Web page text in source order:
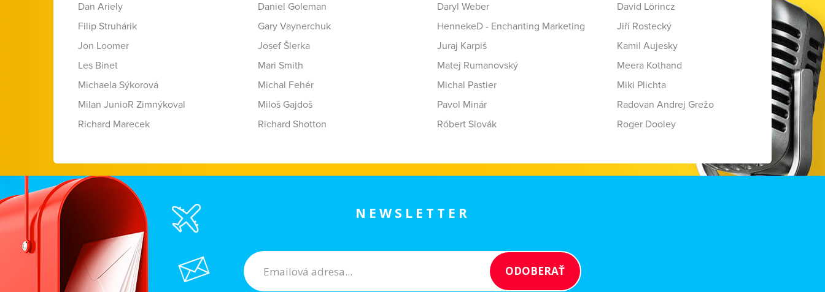
Dan Ariely Daniel Goleman Daryl Weber
David Lörincz
Filip Struhárik
Gary Vaynerchuk HennekeD - Enchanting Marketing
Jiří Rostecký
Jon Loomer
Josef Šlerka Juraj Karpiš
Kamil Aujesky
Les Binet
Mari Smith Matej Rumanovský
Meera Kothand
Michaela Sýkorová
Michal Fehér Michal Pastier
Miki Plichta
Milan JunioR Zimnýkoval
Miloš Gajdoš Pavol Minár
Radovan Andrej Grežo
Richard Marecek
Richard Shotton Róbert Slovák Roger Dooley
NEWSLETTER